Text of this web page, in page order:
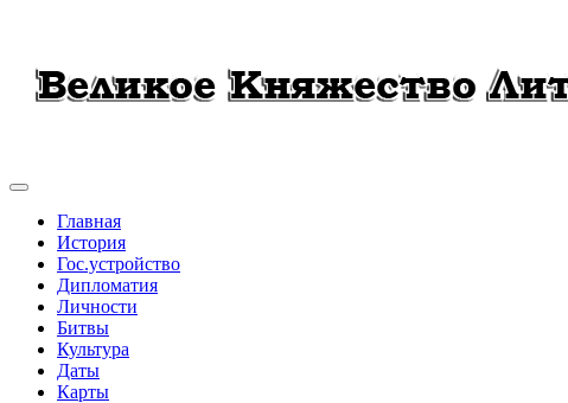
Главная
История
Гос.устройство
Дипломатия
Личности
Битвы
Культура
Даты
Карты